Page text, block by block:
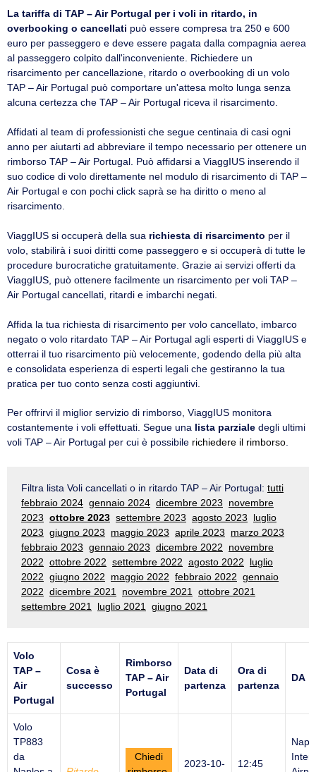
La tariffa di TAP – Air Portugal per i voli in ritardo, in
overbooking o cancellati può essere compresa tra 250 e 600
euro per passeggero e deve essere pagata dalla compagnia aerea
al passeggero colpito dall'inconveniente. Richiedere un
risarcimento per cancellazione, ritardo o overbooking di un volo
TAP – Air Portugal può comportare un'attesa molto lunga senza
alcuna certezza che TAP – Air Portugal riceva il risarcimento.
Affidati al team di professionisti che segue centinaia di casi ogni
anno per aiutarti ad abbreviare il tempo necessario per ottenere un
rimborso TAP – Air Portugal. Può affidarsi a ViaggIUS inserendo il
suo codice di volo direttamente nel modulo di risarcimento di TAP –
Air Portugal e con pochi click saprà se ha diritto o meno al
risarcimento.
ViaggIUS si occuperà della sua richiesta di risarcimento per il
volo, stabilirà i suoi diritti come passeggero e si occuperà di tutte le
procedure burocratiche gratuitamente. Grazie ai servizi offerti da
ViaggIUS, può ottenere facilmente un risarcimento per voli TAP –
Air Portugal cancellati, ritardi e imbarchi negati.
Affida la tua richiesta di risarcimento per volo cancellato, imbarco
negato o volo ritardato TAP – Air Portugal agli esperti di ViaggIUS e
otterrai il tuo risarcimento più velocemente, godendo della più alta
e consolidata esperienza di esperti legali che gestiranno la tua
pratica per tuo conto senza costi aggiuntivi.
Per offrirvi il miglior servizio di rimborso, ViaggIUS monitora
costantemente i voli effettuati. Segue una lista parziale degli ultimi
voli TAP – Air Portugal per cui è possibile richiedere il rimborso.
Filtra lista Voli cancellati o in ritardo TAP – Air Portugal: tutti
febbraio 2024 gennaio 2024 dicembre 2023
novembre
2023 ottobre 2023 settembre 2023 agosto 2023
luglio
2023 giugno 2023 maggio 2023 aprile 2023
marzo 2023
febbraio 2023 gennaio 2023 dicembre 2022
novembre
2022 ottobre 2022 settembre 2022 agosto 2022
luglio
2022 giugno 2022 maggio 2022 febbraio 2022 gennaio
2022 dicembre 2021 novembre 2021
ottobre 2021
settembre 2021
luglio 2021 giugno 2021
Volo
TAP –
Air
Portugal
Cosa è
successo
Rimborso
TAP – Air
Portugal
Data di
partenza
Ora di
partenza
DA
Volo
TP883
da
Chiedi
2023-10-
12:45